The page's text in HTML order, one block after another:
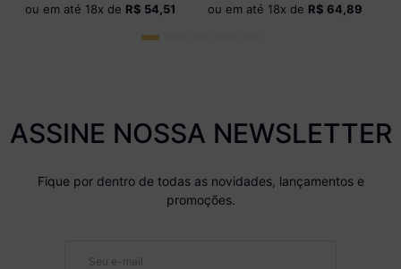
ou em até 18x de R$ 54,51 ou em até 18x de R$ 64,89
ASSINE NOSSA NEWSLETTER
Fique por dentro de todas as novidades, lançamentos e
promoções.